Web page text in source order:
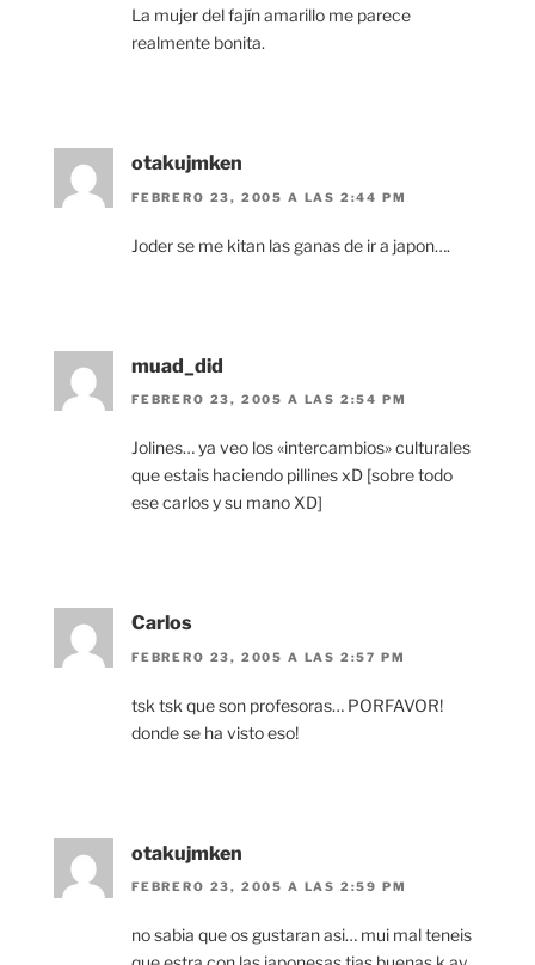
La mujer del fajín amarillo me parece
realmente bonita.
otakujmken
FEBRERO 23, 2005 A LAS 2:44 PM
Joder se me kitan las ganas de ir a japon….
muad_did
FEBRERO 23, 2005 A LAS 2:54 PM
Jolines… ya veo los «intercambios» culturales
que estais haciendo pillines xD [sobre todo
ese carlos y su mano XD]
Carlos
FEBRERO 23, 2005 A LAS 2:57 PM
tsk tsk que son profesoras… PORFAVOR!
donde se ha visto eso!
otakujmken
FEBRERO 23, 2005 A LAS 2:59 PM
no sabia que os gustaran asi… mui mal teneis